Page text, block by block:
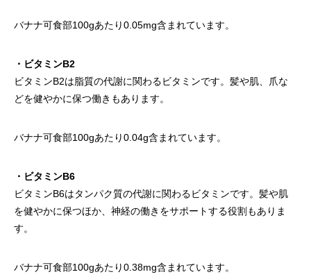
バナナ可食部100gあたり0.05mg含まれています。
・ビタミンB2
ビタミンB2は脂質の代謝に関わるビタミンです。髪や肌、爪な
どを健やかに保つ働きもあります。
バナナ可食部100gあたり0.04g含まれています。
・ビタミンB6
ビタミンB6はタンパク質の代謝に関わるビタミンです。髪や肌
を健やかに保つほか、神経の働きをサポートする役割もありま
す。
バナナ可食部100gあたり0.38mg含まれています。